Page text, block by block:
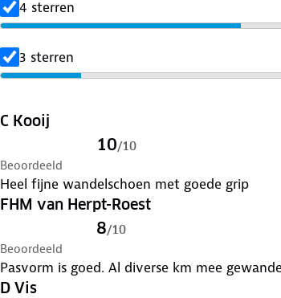
4 sterren
3 sterren
C Kooij
10/10
Beoordeeld
Heel fijne wandelschoen met goede grip
FHM van Herpt-Roest
8/10
Beoordeeld
Pasvorm is goed. Al diverse km mee
D Vis